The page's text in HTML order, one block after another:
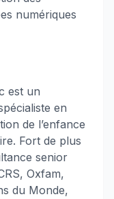
numériques
est un
en
de l’enfance
Fort de plus
senior
Oxfam,
du Monde,